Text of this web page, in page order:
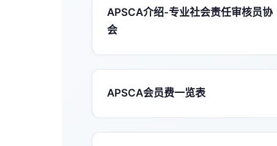
APSCA介绍-专业社会责任审核员协
会
APSCA会员费一览表